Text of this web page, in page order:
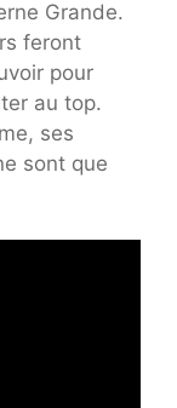
Grande.
feront
pour
au top.
ses
sont que